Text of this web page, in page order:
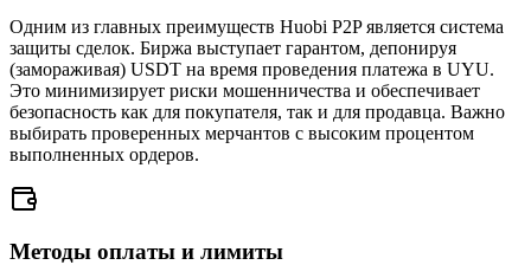
Одним из главных преимуществ Huobi P2P является система
защиты сделок. Биржа выступает гарантом, депонируя
(замораживая) USDT на время проведения платежа в UYU.
Это минимизирует риски мошенничества и обеспечивает
безопасность как для покупателя, так и для продавца. Важно
выбирать проверенных мерчантов с высоким процентом
выполненных ордеров.
Методы оплаты и лимиты